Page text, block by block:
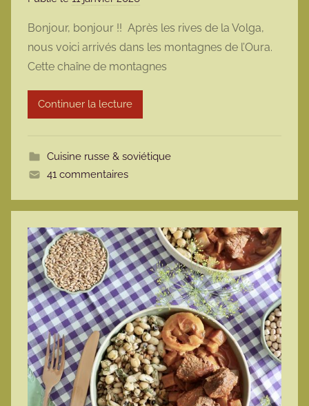
r
m
a
r
t
Bonjour, bonjour !! Après les rives de la Volga,
nous voici arrivés dans les montagnes de l’Oura.
Cette chaîne de montagnes
Continuer la lecture
Cuisine russe & soviétique
41 commentaires